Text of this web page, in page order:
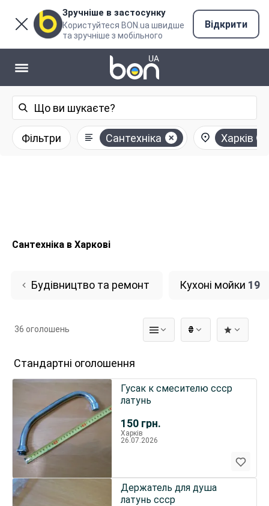
Зручніше в застосунку
Користуйтеся BON.ua швидше
та зручніше з мобільного
Відкрити
Фільтри Сантехніка Харків
Сантехніка в Харкові
Будівництво та ремонт Кухоні мойки 19
₴
36 оголошень
Стандартні оголошення
150 грн.
Гусак к смесителю ссср
латунь
Харків
26.07.2026
Держатель для душа
латунь ссср